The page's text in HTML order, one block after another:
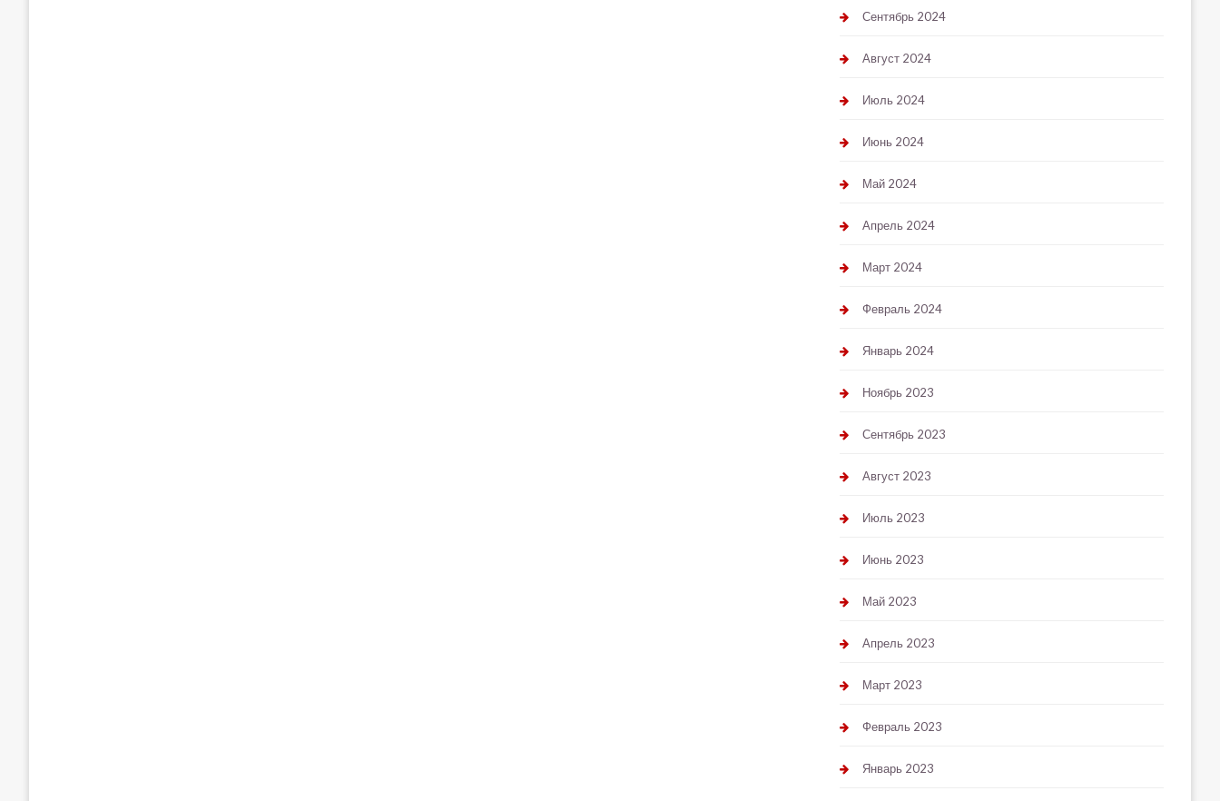
Сентябрь 2024
Август 2024
Июль 2024
Июнь 2024
Май 2024
Апрель 2024
Март 2024
Февраль 2024
Январь 2024
Ноябрь 2023
Сентябрь 2023
Август 2023
Июль 2023
Июнь 2023
Май 2023
Апрель 2023
Март 2023
Февраль 2023
Январь 2023